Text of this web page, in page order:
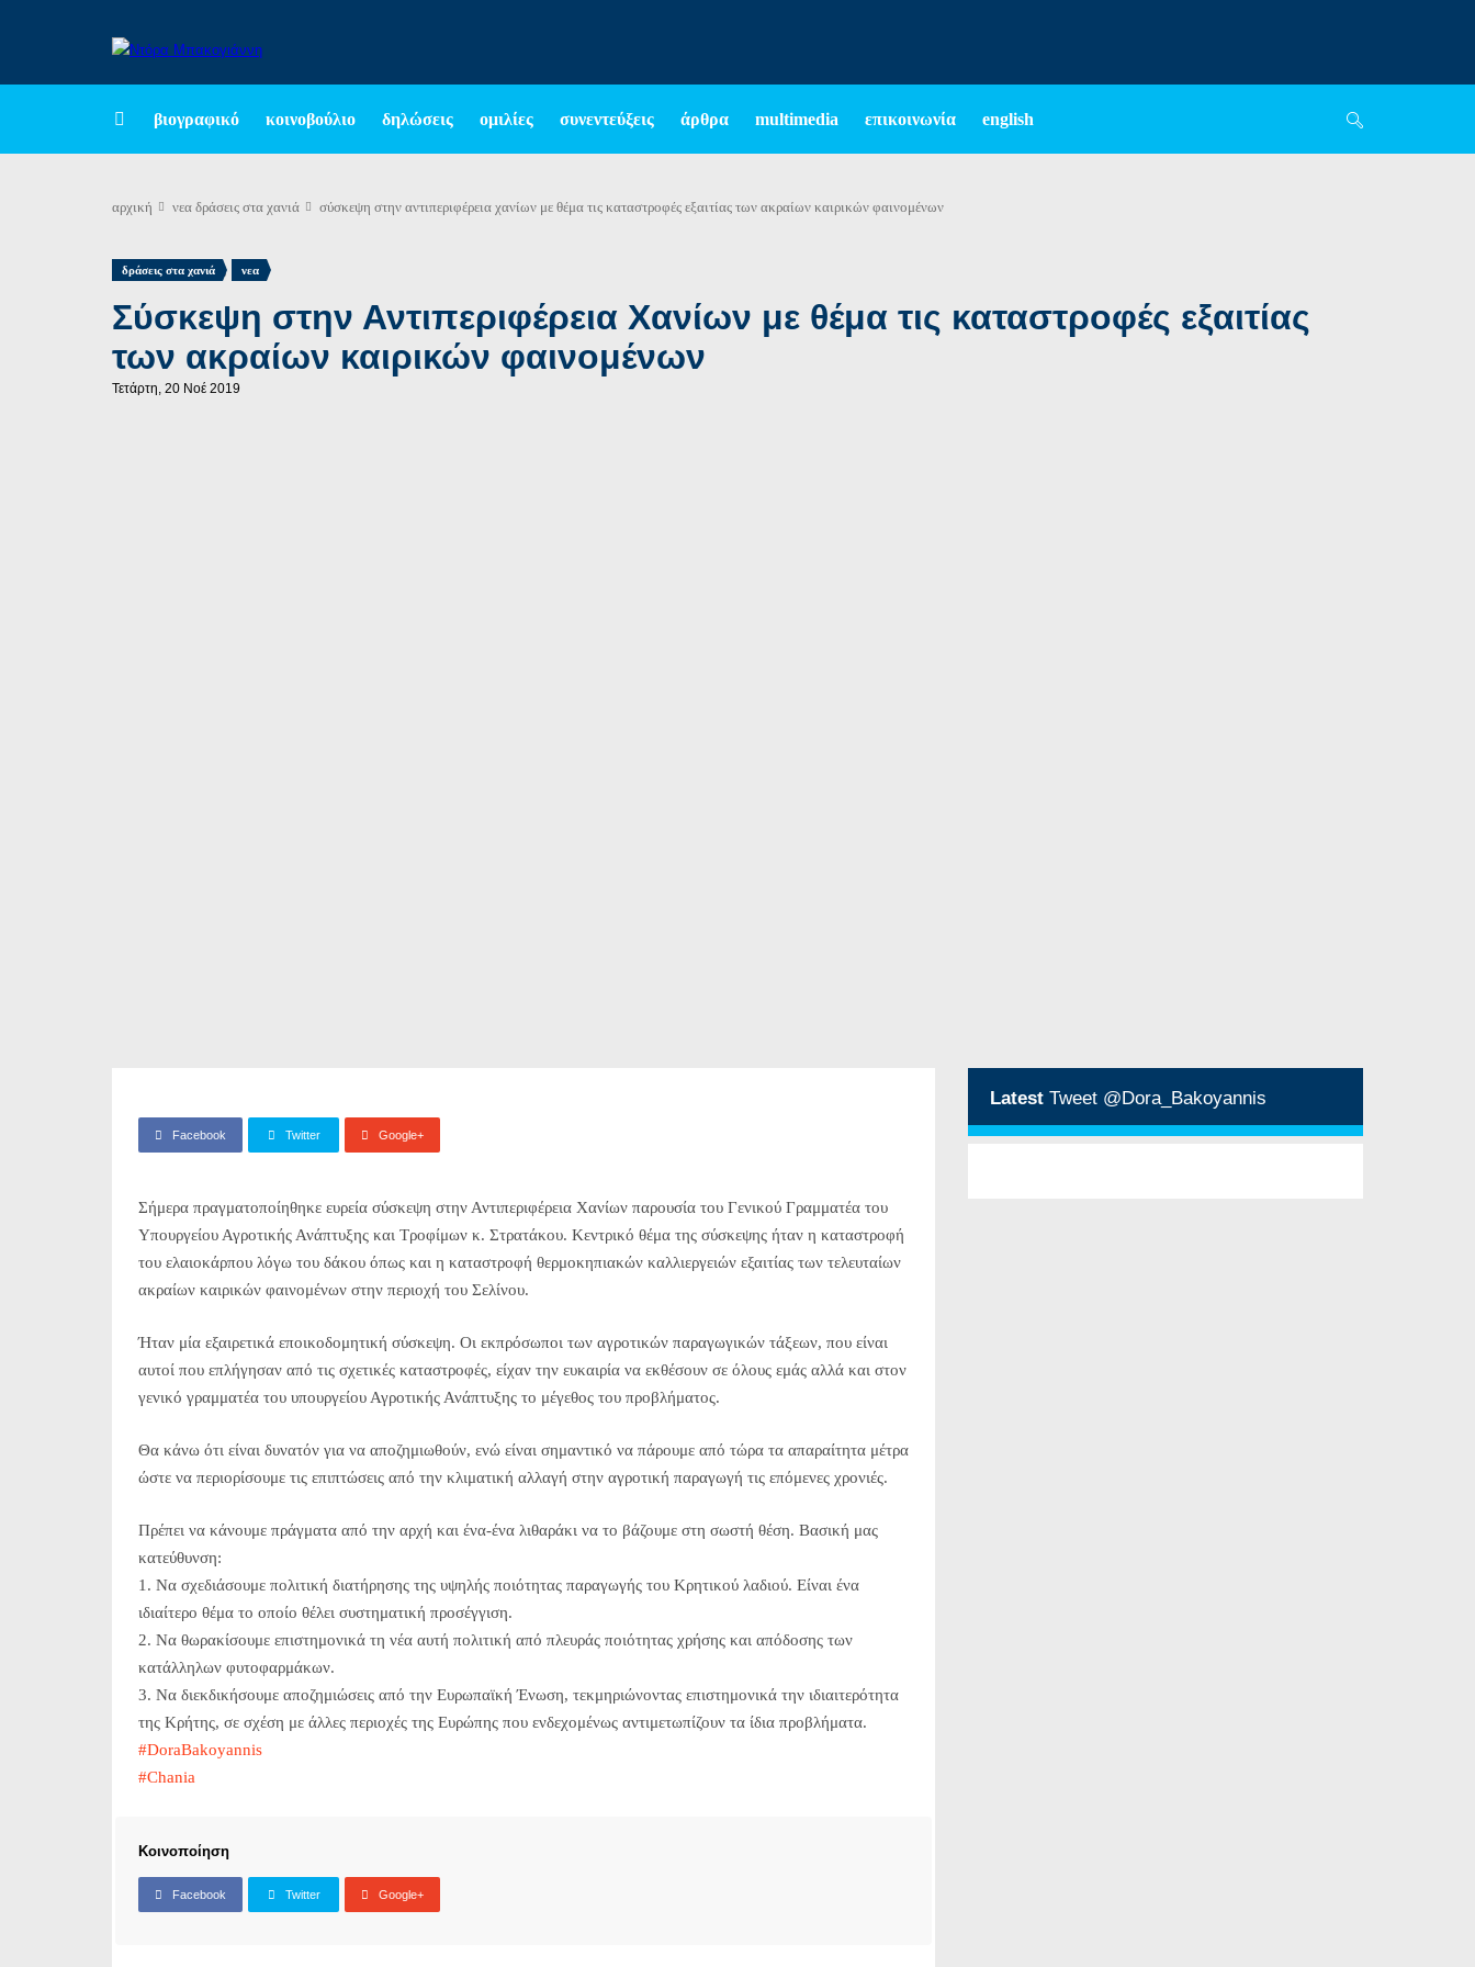
βιογραφικό κοινοβούλιο δηλώσεις ομιλίες συνεντεύξεις άρθρα multimedia επικοινωνία english
αρχική νεα δράσεις στα χανιά σύσκεψη στην αντιπεριφέρεια χανίων με θέμα τις καταστροφές εξαιτίας των ακραίων καιρικών φαινομένων
δράσεις στα χανιά , νεα
Σύσκεψη στην Αντιπεριφέρεια Χανίων με θέμα τις καταστροφές εξαιτίας
των ακραίων καιρικών φαινομένων
Τετάρτη, 20 Νοέ 2019
Facebook Twitter Google+
Σήμερα πραγματοποίηθηκε ευρεία σύσκεψη στην Αντιπεριφέρεια Χανίων παρουσία του Γενικού Γραμματέα του
Υπουργείου Αγροτικής Ανάπτυξης και Τροφίμων κ. Στρατάκου. Κεντρικό θέμα της σύσκεψης ήταν η καταστροφή
του ελαιοκάρπου λόγω του δάκου όπως και η καταστροφή θερμοκηπιακών καλλιεργειών εξαιτίας των τελευταίων
ακραίων καιρικών φαινομένων στην περιοχή του Σελίνου.
Ήταν μία εξαιρετικά εποικοδομητική σύσκεψη. Οι εκπρόσωποι των αγροτικών παραγωγικών τάξεων, που είναι
αυτοί που επλήγησαν από τις σχετικές καταστροφές, είχαν την ευκαιρία να εκθέσουν σε όλους εμάς αλλά και στον
γενικό γραμματέα του υπουργείου Αγροτικής Ανάπτυξης το μέγεθος του προβλήματος.
Θα κάνω ότι είναι δυνατόν για να αποζημιωθούν, ενώ είναι σημαντικό να πάρουμε από τώρα τα απαραίτητα μέτρα
ώστε να περιορίσουμε τις επιπτώσεις από την κλιματική αλλαγή στην αγροτική παραγωγή τις επόμενες χρονιές.
Πρέπει να κάνουμε πράγματα από την αρχή και ένα-ένα λιθαράκι να το βάζουμε στη σωστή θέση. Βασική μας
κατεύθυνση:
1. Να σχεδιάσουμε πολιτική διατήρησης της υψηλής ποιότητας παραγωγής του Κρητικού λαδιού. Είναι ένα
ιδιαίτερο θέμα το οποίο θέλει συστηματική προσέγγιση.
2. Να θωρακίσουμε επιστημονικά τη νέα αυτή πολιτική από πλευράς ποιότητας χρήσης και απόδοσης των
κατάλληλων φυτοφαρμάκων.
3. Να διεκδικήσουμε αποζημιώσεις από την Ευρωπαϊκή Ένωση, τεκμηριώνοντας επιστημονικά την ιδιαιτερότητα
της Κρήτης, σε σχέση με άλλες περιοχές της Ευρώπης που ενδεχομένως αντιμετωπίζουν τα ίδια προβλήματα.
#DoraBakoyannis
#Chania
Κοινοποίηση
Facebook Twitter Google+
Latest Tweet @Dora_Bakoyannis